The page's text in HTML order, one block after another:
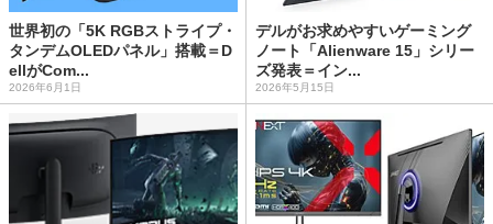
世界初の「5K RGBストライプ・
タンデムOLEDパネル」搭載＝D
ellがCom...
2026年6月1日
デルがお求めやすいゲーミング
ノート「Alienware 15」シリー
ズ発表＝イン...
2026年5月15日